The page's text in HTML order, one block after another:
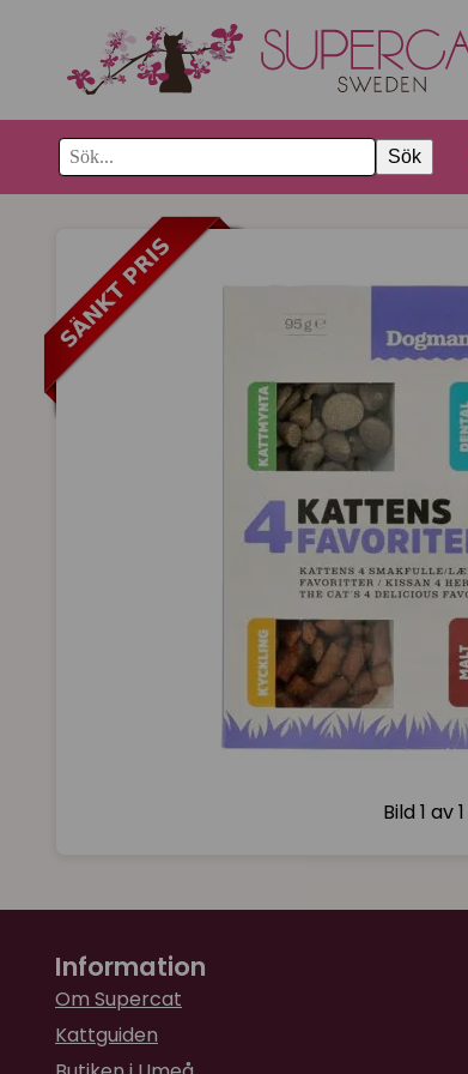
Sök
Bild1 av 1
Information
Om Supercat
Kattguiden